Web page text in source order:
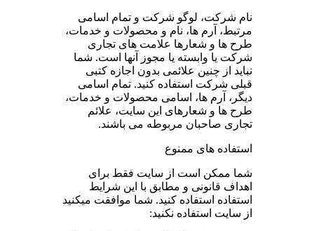
نام شرکت، لوگو شرکت و تمام اسامی
مرتبط، آرم ها، نام و محصولات و خدمات،
طرح ها و شعارها علامت های تجاری
شرکت یا وابسته یا مجوز آنها است. شما
نباید از چنین علائمی بدون اجازه کتبی
قبلی شرکت استفاده کنید. تمام اسامی
دیگر، آرم ها، اسامی محصولات و خدمات،
طرح ها و شعارهای این سایت، علائم
تجاری صاحبان مربوطه می باشند.
استفاده های ممنوع
شما ممکن است از سایت فقط برای
اهداف قانونی و مطابق با این شرایط
استفاده استفاده کنید. شما موافقت میکنید
از سایت استفاده نکنید: